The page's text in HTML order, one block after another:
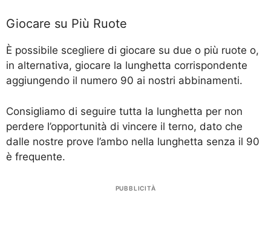
Giocare su Più Ruote
È possibile scegliere di giocare su due o più ruote o,
in alternativa, giocare la lunghetta corrispondente
aggiungendo il numero 90 ai nostri abbinamenti.
Consigliamo di seguire tutta la lunghetta per non
perdere l’opportunità di vincere il terno, dato che
dalle nostre prove l’ambo nella lunghetta senza il 90
è frequente.
PUBBLICITÀ